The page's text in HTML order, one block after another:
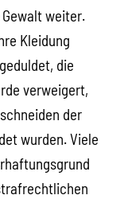
weiter.
Kleidung
die
verweigert,
der
wurden. Viele